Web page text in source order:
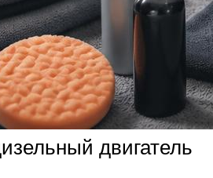
двигатель